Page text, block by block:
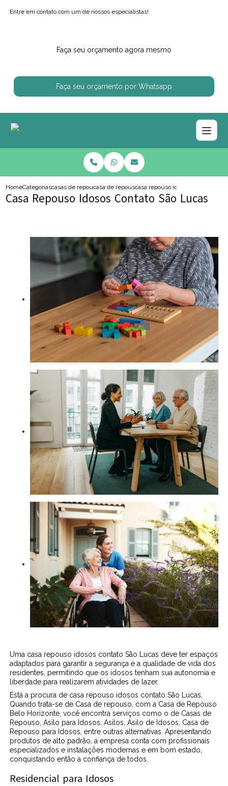
Entre em contato com um de nossos especialistas!
Faça seu orçamento agora mesmo
Faça seu orçamento por Whatsapp
HomeCategoriascasas de repousocasa de repouso para idososcasa repouso idosos contato sao
Casa Repouso Idosos Contato São Lucas
Uma casa repouso idosos contato São Lucas deve ter espaços
adaptados para garantir a segurança e a qualidade de vida dos
residentes, permitindo que os idosos tenham sua autonomia e
liberdade para realizarem atividades de lazer.
Está a procura de casa repouso idosos contato São Lucas,
Quando trata-se de Casa de repouso, com a Casa de Repouso
Belo Horizonte, você encontra serviços como o de Casas de
Repouso, Asilo para Idosos, Asilos, Asilo de Idosos, Casa de
Repouso para Idosos, entre outras alternativas. Apresentando
produtos de alto padrão, a empresa conta com profissionais
especializados e instalações modernas e em bom estado,
conquistando então a confiança de todos.
Residencial para Idosos